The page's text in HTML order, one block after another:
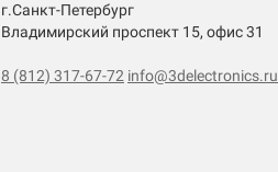
г.Санкт-Петербург
Владимирский проспект 15, офис 31
8 (812) 317-67-72 info@3delectronics.ru